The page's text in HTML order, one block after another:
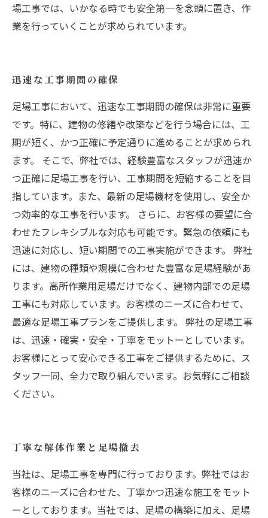
場工事では、いかなる時でも安全第一を念頭に置き、作
業を行っていくことが求められています。
迅速な工事期間の確保
足場工事において、迅速な工事期間の確保は非常に重要
です。特に、建物の修繕や改築などを行う場合には、工
期が短く、かつ正確に予定通りに進めることが求められ
ます。 そこで、弊社では、経験豊富なスタッフが迅速か
つ正確に足場工事を行い、工事期間を短縮することを目
指しています。また、最新の足場機材を使用し、安全か
つ効率的な工事を行います。 さらに、お客様の要望に合
わせたフレキシブルな対応も可能です。緊急の依頼にも
迅速に対応し、短い期間での工事実施ができます。 弊社
には、建物の種類や規模に合わせた豊富な足場経験があ
ります。高所作業用足場だけでなく、建物内部での足場
工事にも対応しています。お客様のニーズに合わせて、
最適な足場工事プランをご提供します。 弊社の足場工事
は、迅速・確実・安全・丁寧をモットーとしています。
お客様にとって安心できる工事をご提供するために、ス
タッフ一同、全力で取り組んでいます。お気軽にご相談
ください。
丁寧な解体作業と足場撤去
当社は、足場工事を専門に行っております。弊社ではお
客様のニーズに合わせた、丁寧かつ迅速な施工をモット
ーとしております。当社では、足場の構築に加え、足場